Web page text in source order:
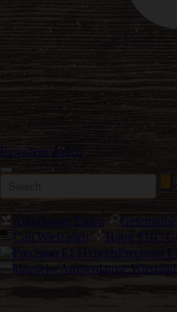
Reguliere Zaden
Autoflower Zaden
Cali Wietzaden
Hoog THC
Precision
klassieke Amsterdamse